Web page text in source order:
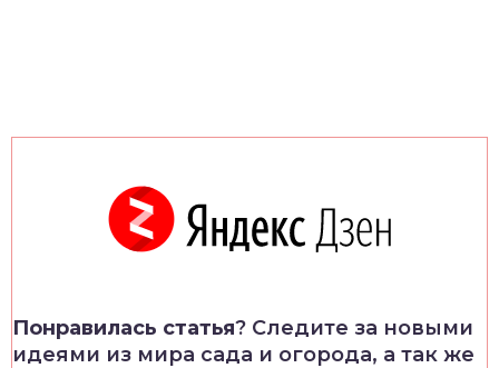
Понравилась статья? Следите за новыми
идеями из мира сада и огорода, а так же